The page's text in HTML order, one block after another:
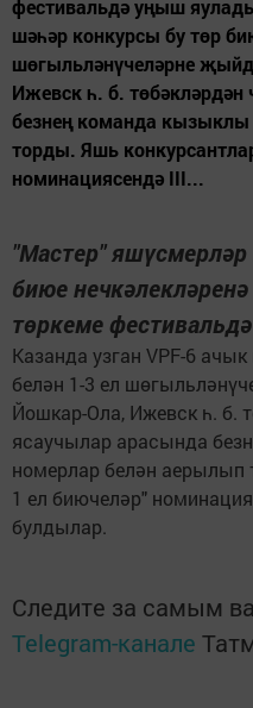
фестивальдә уңыш
шәһәр конкурсы бу төр
шөгыльләнүчеләрне
Ижевск һ. б.
безнең команда
торды. Яшь
номинациясендә III...
"Мастер"
биюе
төркеме
Казанда узган VPF-6
белән 1-3 ел
Йошкар-Ола, Ижевск һ. б.
ясаучылар арасында
номерлар белән аерылып
1 ел биючеләр"
булдылар.
Следите за самым
Telegram-канале